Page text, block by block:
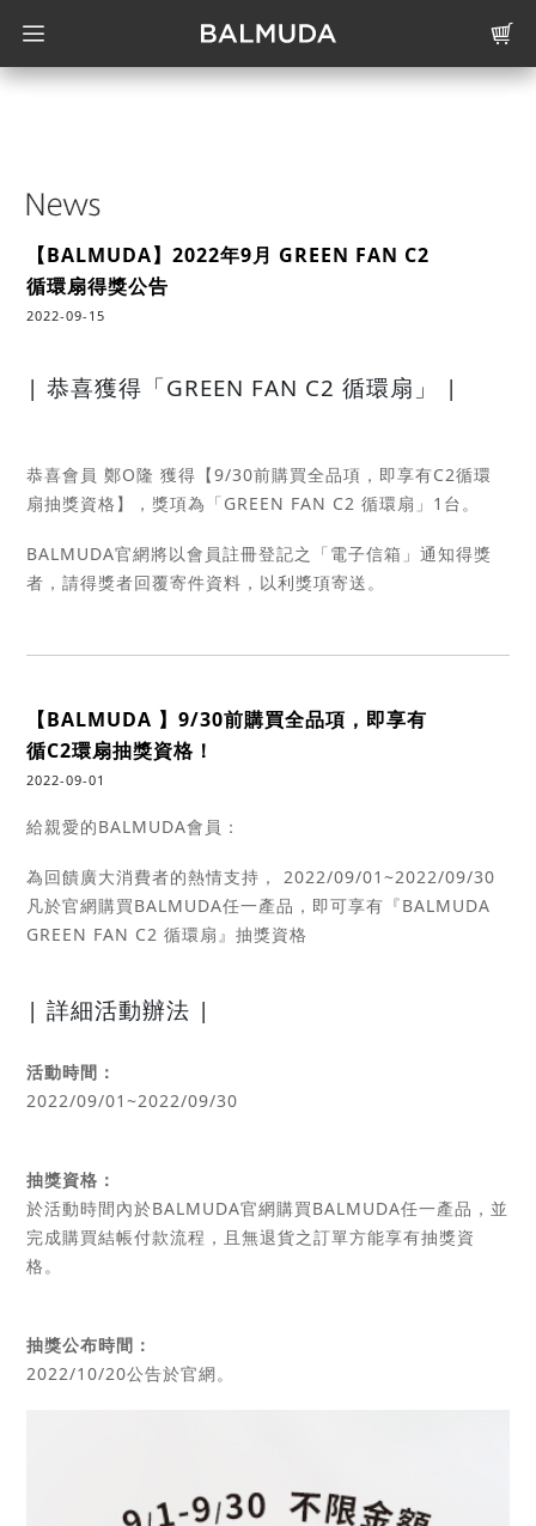
【BALMUDA】2022年9月 GREEN FAN C2
循環扇得獎公告
2022-09-15
| 恭喜獲得「GREEN FAN C2 循環扇」 |
恭喜會員 鄭O隆 獲得【9/30前購買全品項，即享有C2循環
扇抽獎資格】，獎項為「GREEN FAN C2 循環扇」1台。
BALMUDA官網將以會員註冊登記之「電子信箱」通知得獎
者，請得獎者回覆寄件資料，以利獎項寄送。
【BALMUDA 】9/30前購買全品項，即享有
循C2環扇抽獎資格！
2022-09-01
給親愛的BALMUDA會員：
為回饋廣大消費者的熱情支持， 2022/09/01~2022/09/30
凡於官網購買BALMUDA任一產品，即可享有『BALMUDA
GREEN FAN C2 循環扇』抽獎資格
| 詳細活動辦法 |
活動時間：
2022/09/01~2022/09/30
抽獎資格：
於活動時間內於BALMUDA官網購買BALMUDA任一產品，並
完成購買結帳付款流程，且無退貨之訂單方能享有抽獎資
格。
抽獎公布時間：
2022/10/20公告於官網。